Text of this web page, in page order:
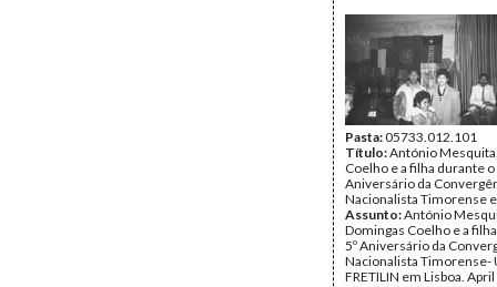
Pasta:05733.012.101
Título:António
Coelho e a filha durante o
Aniversário da
Nacionalista Timorense
Assunto:António
Domingas Coelho e a
5º Aniversário da
Nacionalista Timorense-
FRETILIN em Lisboa.